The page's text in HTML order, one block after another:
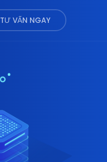
TƯ VẤN NGAY